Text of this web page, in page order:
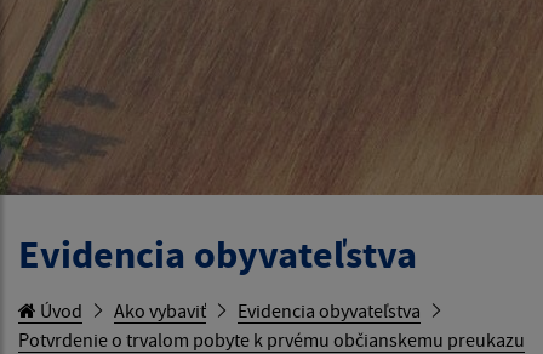
Evidencia obyvateľstva
Úvod Ako vybaviť
Evidencia obyvateľstva
Potvrdenie o trvalom pobyte k prvému občianskemu preukazu